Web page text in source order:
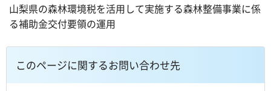
山梨県の森林環境税を活用して実施する森林整備事業に係
る補助金交付要領の運用
このページに関するお問い合わせ先